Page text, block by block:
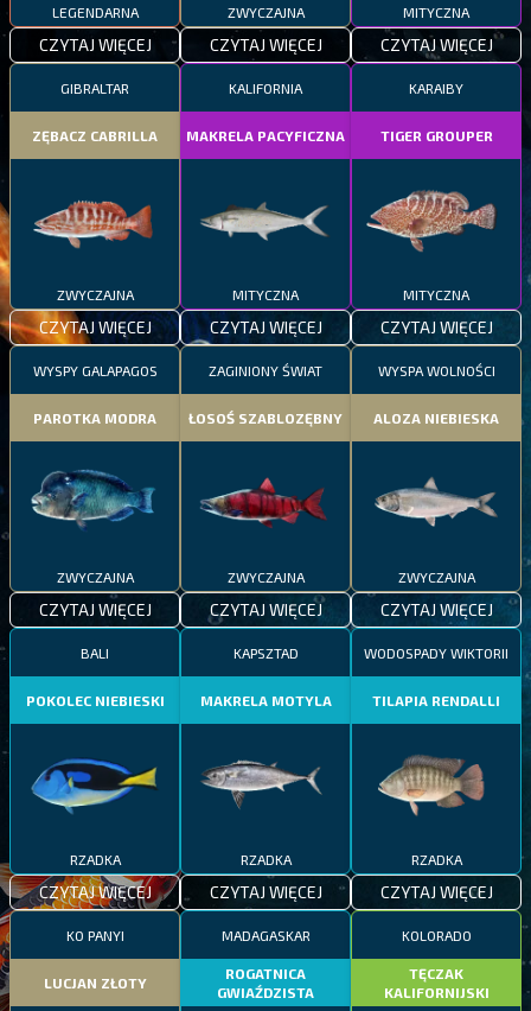
LEGENDARNA
CZYTAJ WIĘCEJ
ZWYCZAJNA
CZYTAJ WIĘCEJ
MITYCZNA
CZYTAJ WIĘCEJ
GIBRALTAR
ZĘBACZ CABRILLA
ZWYCZAJNA
CZYTAJ WIĘCEJ
KALIFORNIA
MAKRELA PACYFICZNA
MITYCZNA
CZYTAJ WIĘCEJ
KARAIBY
TIGER GROUPER
MITYCZNA
CZYTAJ WIĘCEJ
WYSPY GALAPAGOS
PAROTKA MODRA
ZWYCZAJNA
CZYTAJ WIĘCEJ
ZAGINIONY ŚWIAT
ŁOSOŚ SZABLOZĘBNY
ZWYCZAJNA
CZYTAJ WIĘCEJ
WYSPA WOLNOŚCI
ALOZA NIEBIESKA
ZWYCZAJNA
CZYTAJ WIĘCEJ
BALI
POKOLEC NIEBIESKI
RZADKA
CZYTAJ WIĘCEJ
KAPSZTAD
MAKRELA MOTYLA
RZADKA
CZYTAJ WIĘCEJ
WODOSPADY WIKTORII
TILAPIA RENDALLI
RZADKA
CZYTAJ WIĘCEJ
KO PANYI
LUCJAN ZŁOTY
MADAGASKAR
ROGATNICA
GWIAŹDZISTA
KOLORADO
TĘCZAK
KALIFORNIJSKI